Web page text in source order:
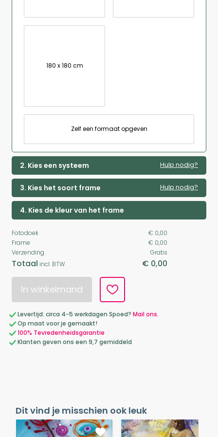
180 x 180 cm
Zelf een formaat opgeven
2. Kies een systeem Hulp nodig?
3. Kies het soort frame Hulp nodig?
4. Kies de kleur van het frame
Fotodoek
€ 0,00
Frame
€ 0,00
Verzending
Gratis
Totaal incl. BTW € 0,00
In winkelmand
Levertijd: circa 4-5 werkdagen Spoed? Mail ons.
Op maat voor je gemaakt!
100% Tevredenheidsgarantie
Klanten geven ons een 9,7 gemiddeld
Dit vind je misschien ook leuk